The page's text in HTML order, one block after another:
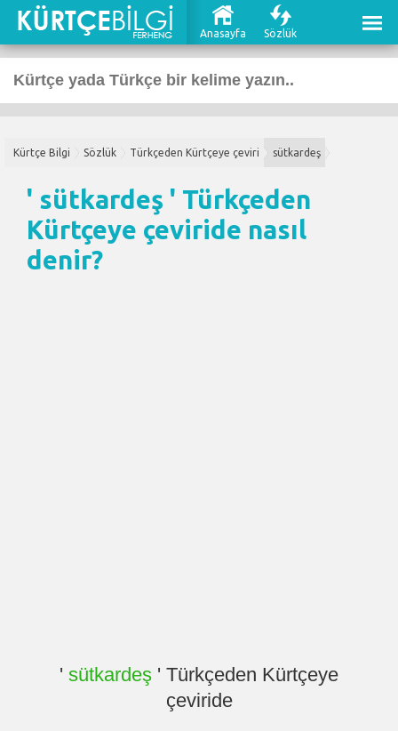
Anasayfa Sözlük
Kürtçe Bilgi Sözlük Türkçeden Kürtçeye çeviri sütkardeş
' sütkardeş ' Türkçeden
Kürtçeye çeviride nasıl
denir?
' sütkardeş ' Türkçeden Kürtçeye
çeviride